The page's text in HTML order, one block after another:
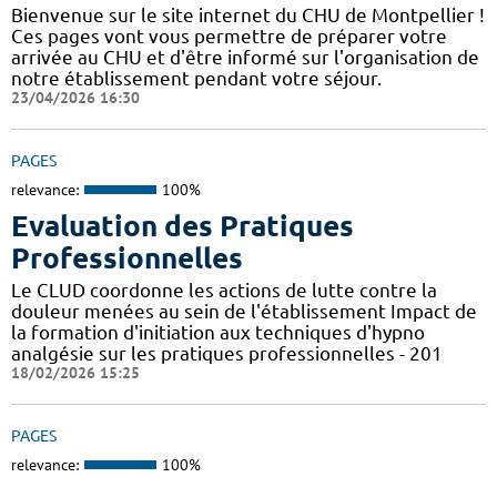
Bienvenue sur le site internet du CHU de Montpellier !
Ces pages vont vous permettre de préparer votre
arrivée au CHU et d'être informé sur l'organisation de
notre établissement pendant votre séjour.
23/04/2026 16:30
PAGES
relevance: 100%
Evaluation des Pratiques
Professionnelles
Le CLUD coordonne les actions de lutte contre la
douleur menées au sein de l'établissement Impact de
la formation d'initiation aux techniques d'hypno
analgésie sur les pratiques professionnelles - 201
18/02/2026 15:25
PAGES
relevance: 100%